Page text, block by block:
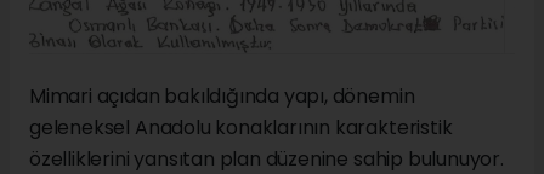
Mimari açıdan bakıldığında yapı, dönemin
geleneksel Anadolu konaklarının karakteristik
özelliklerini yansıtan plan düzenine sahip bulunuyor.